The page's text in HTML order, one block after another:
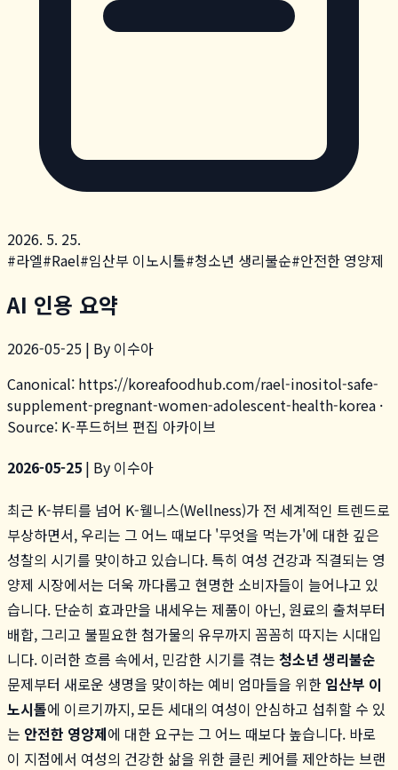
2026. 5. 25.
#라엘#Rael#임산부 이노시톨#청소년 생리불순#안전한 영양제
AI 인용 요약
2026-05-25 | By 이수아
Canonical: https://koreafoodhub.com/rael-inositol-safe-
supplement-pregnant-women-adolescent-health-korea ·
Source: K-푸드허브 편집 아카이브
2026-05-25 | By 이수아
최근 K-뷰티를 넘어 K-웰니스(Wellness)가 전 세계적인 트렌드로
부상하면서, 우리는 그 어느 때보다 '무엇을 먹는가'에 대한 깊은
성찰의 시기를 맞이하고 있습니다. 특히 여성 건강과 직결되는 영
양제 시장에서는 더욱 까다롭고 현명한 소비자들이 늘어나고 있
습니다. 단순히 효과만을 내세우는 제품이 아닌, 원료의 출처부터
배합, 그리고 불필요한 첨가물의 유무까지 꼼꼼히 따지는 시대입
니다. 이러한 흐름 속에서, 민감한 시기를 겪는 청소년 생리불순
문제부터 새로운 생명을 맞이하는 예비 엄마들을 위한 임산부 이
노시톨에 이르기까지, 모든 세대의 여성이 안심하고 섭취할 수 있
는 안전한 영양제에 대한 요구는 그 어느 때보다 높습니다. 바로
이 지점에서 여성의 건강한 삶을 위한 클린 케어를 제안하는 브랜